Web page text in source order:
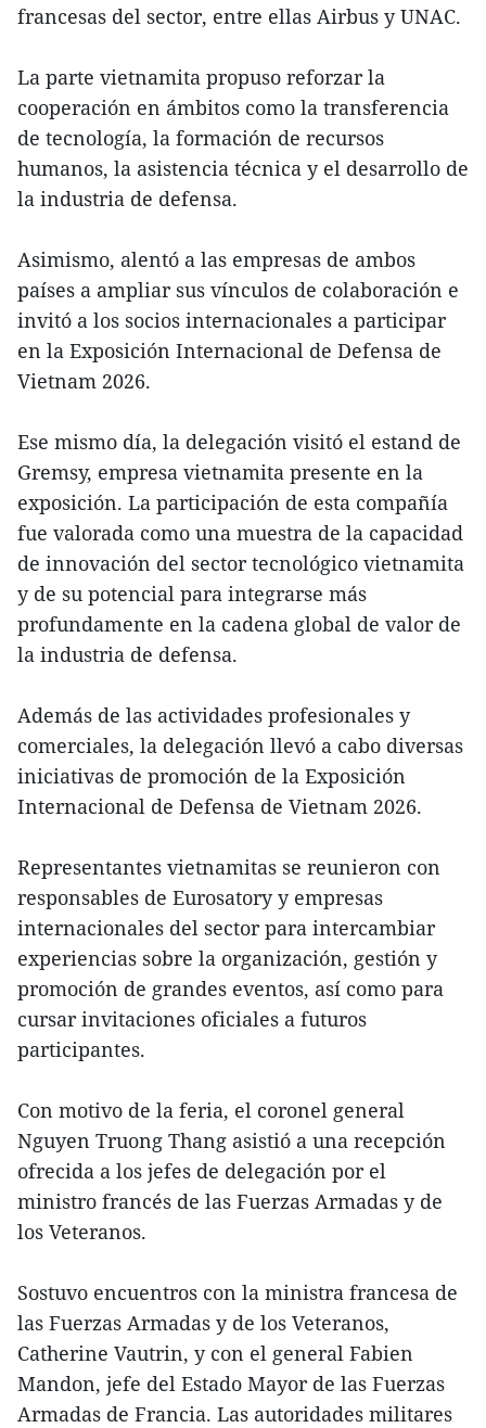
francesas del sector, entre ellas Airbus y UNAC.
La parte vietnamita propuso reforzar la
cooperación en ámbitos como la transferencia
de tecnología, la formación de recursos
humanos, la asistencia técnica y el desarrollo de
la industria de defensa.
Asimismo, alentó a las empresas de ambos
países a ampliar sus vínculos de colaboración e
invitó a los socios internacionales a participar
en la Exposición Internacional de Defensa de
Vietnam 2026.
Ese mismo día, la delegación visitó el estand de
Gremsy, empresa vietnamita presente en la
exposición. La participación de esta compañía
fue valorada como una muestra de la capacidad
de innovación del sector tecnológico vietnamita
y de su potencial para integrarse más
profundamente en la cadena global de valor de
la industria de defensa.
Además de las actividades profesionales y
comerciales, la delegación llevó a cabo diversas
iniciativas de promoción de la Exposición
Internacional de Defensa de Vietnam 2026.
Representantes vietnamitas se reunieron con
responsables de Eurosatory y empresas
internacionales del sector para intercambiar
experiencias sobre la organización, gestión y
promoción de grandes eventos, así como para
cursar invitaciones oficiales a futuros
participantes.
Con motivo de la feria, el coronel general
Nguyen Truong Thang asistió a una recepción
ofrecida a los jefes de delegación por el
ministro francés de las Fuerzas Armadas y de
los Veteranos.
Sostuvo encuentros con la ministra francesa de
las Fuerzas Armadas y de los Veteranos,
Catherine Vautrin, y con el general Fabien
Mandon, jefe del Estado Mayor de las Fuerzas
Armadas de Francia. Las autoridades militares